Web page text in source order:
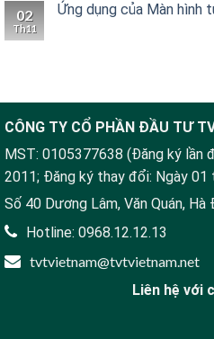
02
Th11
Ứng dụng của Màn hình
CÔNG TY CỔ PHẦN ĐẦU TƯ
MST: 0105377638 (Đăng ký lần
2011; Đăng ký thay đổi: Ngày 01
Số 40 Dương Lâm, Văn Quán,
Hotline: 0968.12.12.13
tvtvietnam@tvtvietnam.net
Liên hệ với